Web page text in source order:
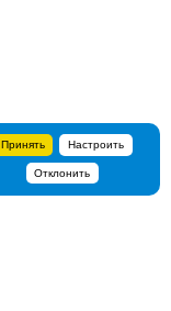
Принять Настроить
Отклонить